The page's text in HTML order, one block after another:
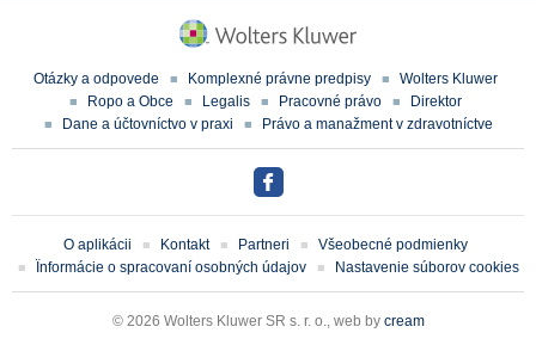
Otázky a odpovede Komplexné právne predpisy
Wolters Kluwer
Ropo a Obce
Legalis Pracovné právo
Direktor
Dane a účtovníctvo v praxi
Právo a manažment v zdravotníctve
O aplikácii Kontakt Partneri
Všeobecné podmienky
Ïnformácie o spracovaní osobných údajov
Nastavenie súborov cookies
© 2026 Wolters Kluwer SR s. r. o., web by cream